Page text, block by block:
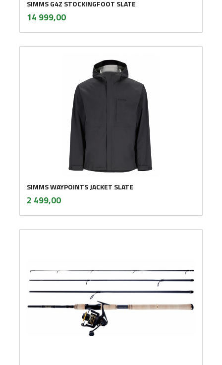
SIMMS G4Z STOCKINGFOOT SLATE
Pris
14 999,00mva.
SIMMS WAYPOINTS JACKET SLATE
Pris
2 499,00mva.